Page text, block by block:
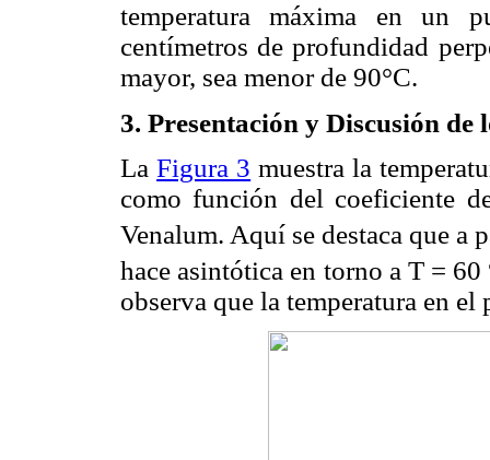
temperatura máxima en un
centímetros de profundidad
mayor, sea menor de 90°C.
3. Presentación y Discusión de
LaFigura 3 muestra la
como función del coeficiente
Venalum. Aquí se destaca que a
hace asintótica en torno a T =
observa que la temperatura en